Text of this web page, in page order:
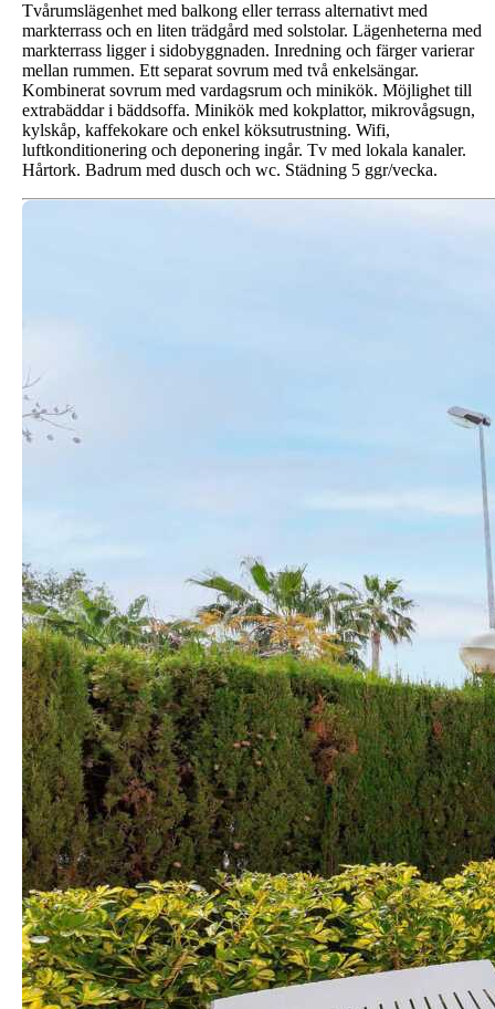
Tvårumslägenhet med balkong eller terrass alternativt med
markterrass och en liten trädgård med solstolar. Lägenheterna med
markterrass ligger i sidobyggnaden. Inredning och färger varierar
mellan rummen. Ett separat sovrum med två enkelsängar.
Kombinerat sovrum med vardagsrum och minikök. Möjlighet till
extrabäddar i bäddsoffa. Minikök med kokplattor, mikrovågsugn,
kylskåp, kaffekokare och enkel köksutrustning. Wifi,
luftkonditionering och deponering ingår. Tv med lokala kanaler.
Hårtork. Badrum med dusch och wc. Städning 5 ggr/vecka.